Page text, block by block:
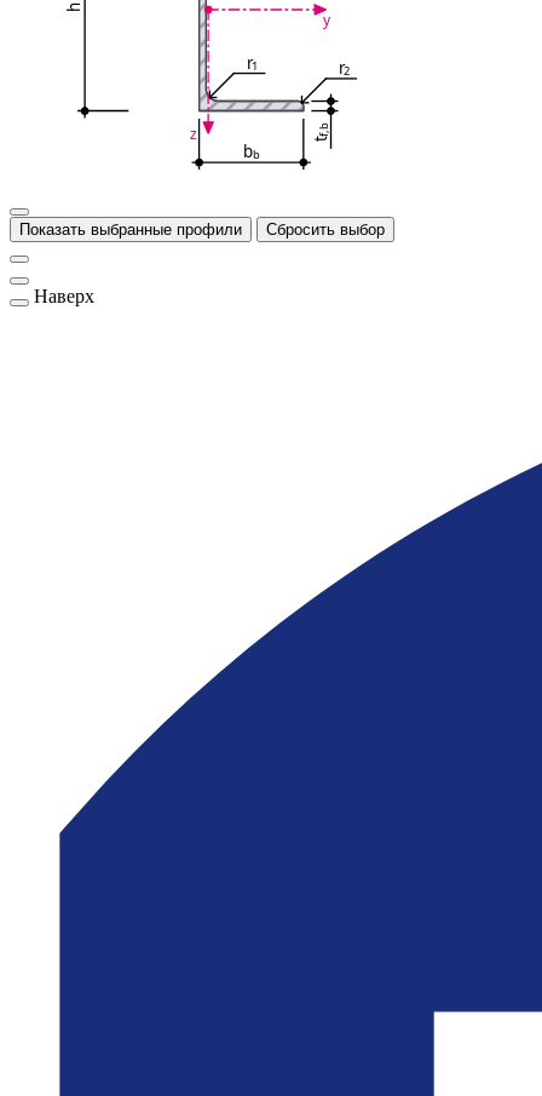
bb
h
t
f,b
r1 r2
y
z
Показать выбранные профили Сбросить выбор
Наверх